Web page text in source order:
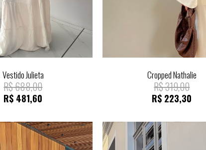
Vestido Julieta
R$688,00
R$ 481,60
Cropped Nathalie
R$319,00
R$ 223,30